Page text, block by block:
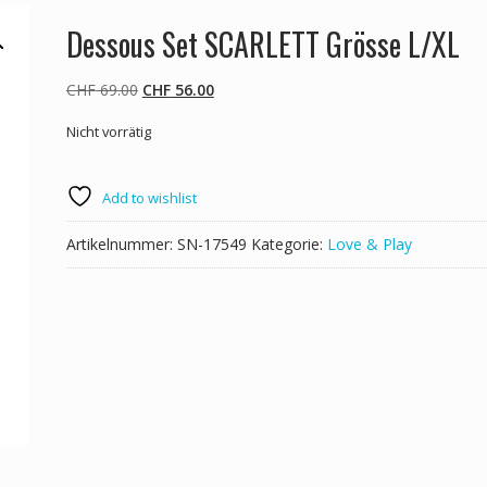
Dessous Set SCARLETT Grösse L/XL
CHF69.00 Ursprünglicher
war:
CHF56.00Aktueller
Nicht vorrätig
Add to wishlist
Artikelnummer: SN-17549 Kategorie: Love & Play